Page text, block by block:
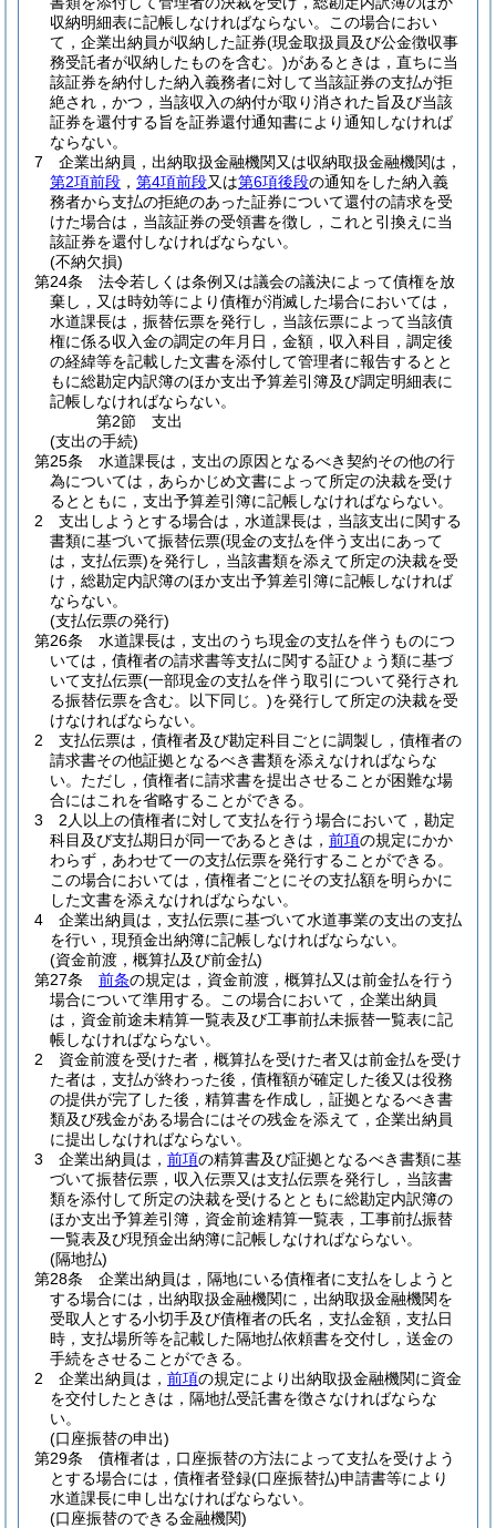
収納明細表に記帳しなければならない。
この場合におい
て，企業出納員が収納した証券(現金取扱員及び公金徴収事
務受託者が収納したものを含む。)があるときは，直ちに当
該証券を納付した納入義務者に対して当該証券の支払が拒
絶され，かつ，当該収入の納付が取り消された旨及び当該
証券を還付する旨を証券還付通知書により通知しなければ
ならない。
7
企業出納員，出納取扱金融機関又は収納取扱金融機関は，
第2項前段 ， 第4項前段又は第6項後段の通知をした納入義
務者から支払の拒絶のあった証券について還付の請求を受
けた場合は，当該証券の受領書を徴し，これと引換えに当
該証券を還付しなければならない。
(不納欠損)
第24条
法令若しくは条例又は議会の議決によって債権を放
棄し，又は時効等により債権が消滅した場合においては，
水道課長は，振替伝票を発行し，当該伝票によって当該債
権に係る収入金の調定の年月日，金額，収入科目，調定後
の経緯等を記載した文書を添付して管理者に報告するとと
もに総勘定内訳簿のほか支出予算差引簿及び調定明細表に
記帳しなければならない。
第2節
支出
(支出の手続)
第25条
水道課長は，支出の原因となるべき契約その他の行
為については，あらかじめ文書によって所定の決裁を受け
るとともに，支出予算差引簿に記帳しなければならない。
2
支出しようとする場合は，水道課長は，当該支出に関する
書類に基づいて振替伝票(現金の支払を伴う支出にあって
は，支払伝票)を発行し，当該書類を添えて所定の決裁を受
け，総勘定内訳簿のほか支出予算差引簿に記帳しなければ
ならない。
(支払伝票の発行)
第26条
水道課長は，支出のうち現金の支払を伴うものにつ
いては，債権者の請求書等支払に関する証ひょう類に基づ
いて支払伝票(一部現金の支払を伴う取引について発行され
る振替伝票を含む。以下同じ。)を発行して所定の決裁を受
けなければならない。
2
支払伝票は，債権者及び勘定科目ごとに調製し，債権者の
請求書その他証拠となるべき書類を添えなければならな
い。 ただし，債権者に請求書を提出させることが困難な場
合にはこれを省略することができる。
3
2人以上の債権者に対して支払を行う場合において，勘定
科目及び支払期日が同一であるときは， 前項の規定にかか
わらず，あわせて一の支払伝票を発行することができる。
この場合においては，債権者ごとにその支払額を明らかに
した文書を添えなければならない。
4
企業出納員は，支払伝票に基づいて水道事業の支出の支払
を行い，現預金出納簿に記帳しなければならない。
(資金前渡，概算払及び前金払)
第27条
前条の規定は，資金前渡，概算払又は前金払を行う
場合について準用する。
この場合において，企業出納員
は，資金前途未精算一覧表及び工事前払未振替一覧表に記
帳しなければならない。
2
資金前渡を受けた者，概算払を受けた者又は前金払を受け
た者は，支払が終わった後，債権額が確定した後又は役務
の提供が完了した後，精算書を作成し，証拠となるべき書
類及び残金がある場合にはその残金を添えて，企業出納員
に提出しなければならない。
3
企業出納員は， 前項の精算書及び証拠となるべき書類に基
づいて振替伝票，収入伝票又は支払伝票を発行し，当該書
類を添付して所定の決裁を受けるとともに総勘定内訳簿の
ほか支出予算差引簿，資金前途精算一覧表，工事前払振替
一覧表及び現預金出納簿に記帳しなければならない。
(隔地払)
第28条
企業出納員は，隔地にいる債権者に支払をしようと
する場合には，出納取扱金融機関に，出納取扱金融機関を
受取人とする小切手及び債権者の氏名，支払金額，支払日
時，支払場所等を記載した隔地払依頼書を交付し，送金の
手続をさせることができる。
2
企業出納員は， 前項の規定により出納取扱金融機関に資金
を交付したときは，隔地払受託書を徴さなければならな
い。
(口座振替の申出)
第29条
債権者は，口座振替の方法によって支払を受けよう
とする場合には，債権者登録(口座振替払)申請書等により
水道課長に申し出なければならない。
(口座振替のできる金融機関)